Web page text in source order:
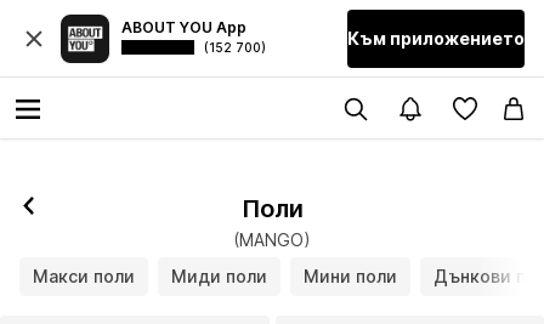
ABOUT YOU App
(152 700) Към приложението
Поли
(MANGO)
Макси поли
Миди поли Мини поли Дънкови